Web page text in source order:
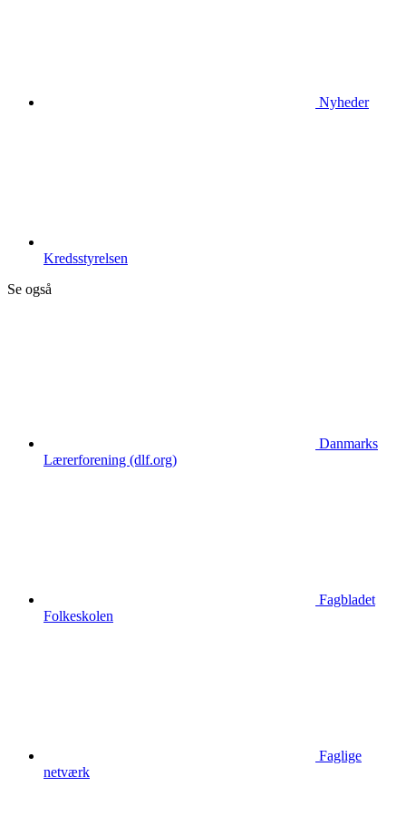
Nyheder
Kredsstyrelsen
Se også
Danmarks
Lærerforening (dlf.org)
Fagbladet
Folkeskolen
Faglige
netværk